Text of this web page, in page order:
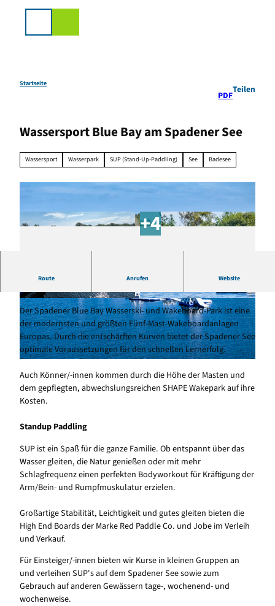
Startseite
PDF
Teilen
Wassersport Blue Bay am Spadener See
Wassersport Wasserpark SUP (Stand-Up-Paddling) See Badesee
© Cuxland-Tourismus, Florian Trykowski |
CC-BY-SA
© (c)floriantrykowski.de, Florian Trykowski |
CC-BY-SA
Route Anrufen Website
Ein besonderes See-Erlebnis
Wasserski & Wakeboard
Der Spadener Blue Bay Wasserski- und Wakeboard-Park ist eine
der modernsten und größten Fünf-Mast-Wakeboardanlagen
Europas. Durch die entschärften Kurven bietet der Spadener See
optimale Voraussetzungen für den schnellen Lernerfolg.
Auch Könner/-innen kommen durch die Höhe der Masten und
dem gepflegten, abwechslungsreichen SHAPE Wakepark auf ihre
Kosten.
Standup Paddling
SUP ist ein Spaß für die ganze Familie. Ob entspannt über das
Wasser gleiten, die Natur genießen oder mit mehr
Schlagfrequenz einen perfekten Bodyworkout für Kräftigung der
Arm/Bein- und Rumpfmuskulatur erzielen.
Großartige Stabilität, Leichtigkeit und gutes gleiten bieten die
High End Boards der Marke Red Paddle Co. und Jobe im Verleih
und Verkauf.
Für Einsteiger/-innen bieten wir Kurse in kleinen Gruppen an
und verleihen SUP's auf dem Spadener See sowie zum
Gebrauch auf anderen Gewässern tage-, wochenend- und
wochenweise.